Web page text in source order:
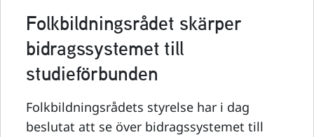
Folkbildningsrådet skärper
bidragssystemet till
studieförbunden
Folkbildningsrådets styrelse har i dag
beslutat att se över bidragssystemet till